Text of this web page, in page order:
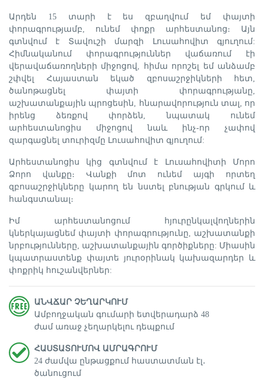
Արդեն 15 տարի է ես զբաղվում եմ փայտի
փորագրությամբ, ունեմ փոքր արհեստանոց։ Այն
գտնվում է Տավուշի մարզի Լուսահովիտ գյուղում:
Հիմնականում փորագրություններ վաճառում էի
վերավաճառողների միջոցով, հիմա որոշել եմ անձամբ
շփվել Հայաստան եկած զբոսաշրջիկների հետ,
ծանոթացնել փայտի փորագրությանը,
աշխատանքային պրոցեսին, հնարավորություն տալ, որ
իրենց ձեռքով փորձեն, նպատակ ունեմ
արհեստանոցիս միջոցով նաև ինչ-որ չափով
զարգացնել տուրիզմը Լուսահովիտ գյուղում:
Արհեստանոցիս կից գտնվում է Լուսահովիտի Մորո
Ձորո վանքը։ Վանքի մոտ ունեմ այգի որտեղ
զբոսաշրջիկները կարող են նստել բնության գրկում և
հանգստանալ։
Իմ արհեստանոցում հյուրընկալվողներին
կներկայացնեմ փայտի փորագրությունը, աշխատանքի
նրբությունները, աշխատանքային գործիքները: Միասին
կպատրաստենք փայտե յուրօրինակ կախազարդեր և
փոքրիկ հուշանվերներ:
ԱՆՎՃԱՐ ՉԵՂԱՐԿՈՒՄ
Ամբողջական գումարի ետվերադարձ 48
ժամ առաջ չեղարկելու դեպքում
ՀԱՍՏԱՏՈՒՄՈՎ ԱՄՐԱԳՐՈՒՄ
24 ժամվա ընթացքում հաստատման էլ․
ծանուցում